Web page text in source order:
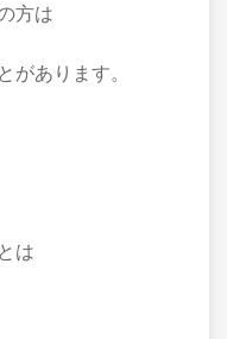
方は
があります。
は